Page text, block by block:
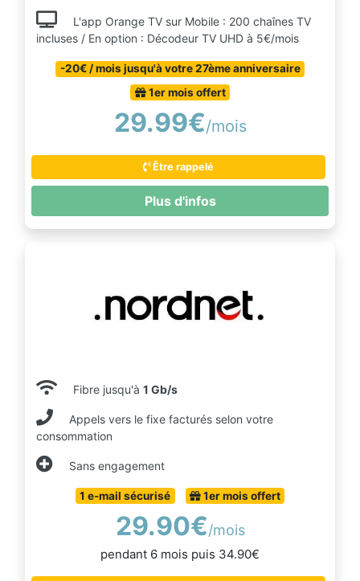
L'app Orange TV sur Mobile : 200 chaînes TV
incluses / En option : Décodeur TV UHD à 5€/mois
-20€ / mois jusqu'à votre 27ème anniversaire
1er mois offert
29.99€/mois
Être rappelé
Plus d'infos
Fibre jusqu'à 1 Gb/s
Appels vers le fixe facturés selon votre
consommation
Sans engagement
1 e-mail sécurisé 1er mois offert
29.90€/mois
pendant 6 mois puis 34.90€